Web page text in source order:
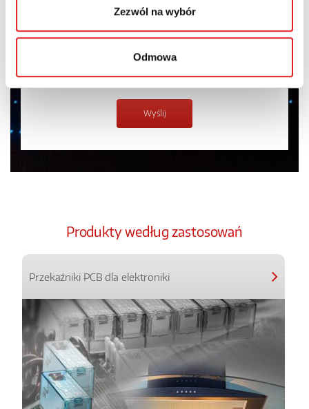
Zezwól na wybór
Odmowa
Zapoznałem z treściąPolityki Prywatności
Produkty według zastosowań
Przekaźniki PCB dla elektroniki